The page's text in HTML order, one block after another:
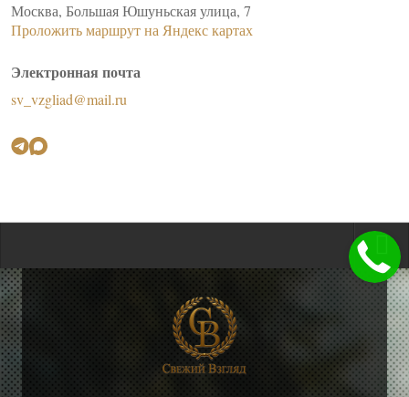
Москва, Большая Юшуньская улица, 7
Проложить маршрут на Яндекс картах
Электронная почта
sv_vzgliad@mail.ru